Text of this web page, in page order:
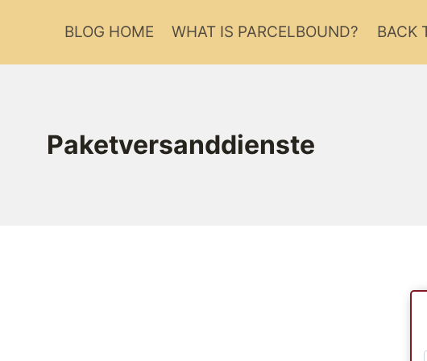
BLOG HOME WHAT IS PARCELBOUND? BACK
Paketversanddienste